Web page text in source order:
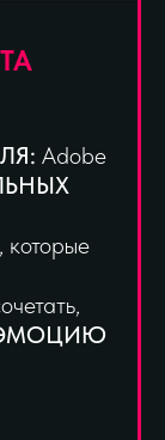
Adobe
, которые